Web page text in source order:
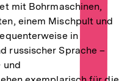
mit Bohrmaschinen,
einem Mischpult und
in
russischer Sprache –
und